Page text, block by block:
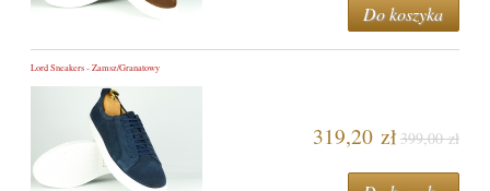
Do koszyka
Lord Sneakers - Zamsz/Granatowy
319,20 zł 399,00 zł